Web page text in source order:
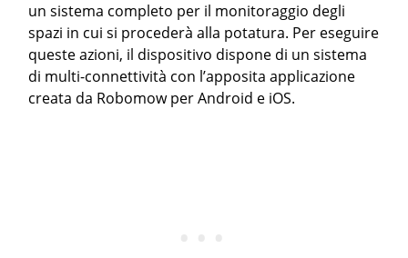
un sistema completo per il monitoraggio degli
spazi in cui si procederà alla potatura. Per eseguire
queste azioni, il dispositivo dispone di un sistema
di multi-connettività con l’apposita applicazione
creata da Robomow per Android e iOS.